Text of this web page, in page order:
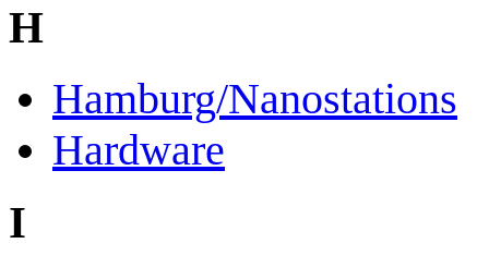
H
Hamburg/Nanostations
Hardware
I